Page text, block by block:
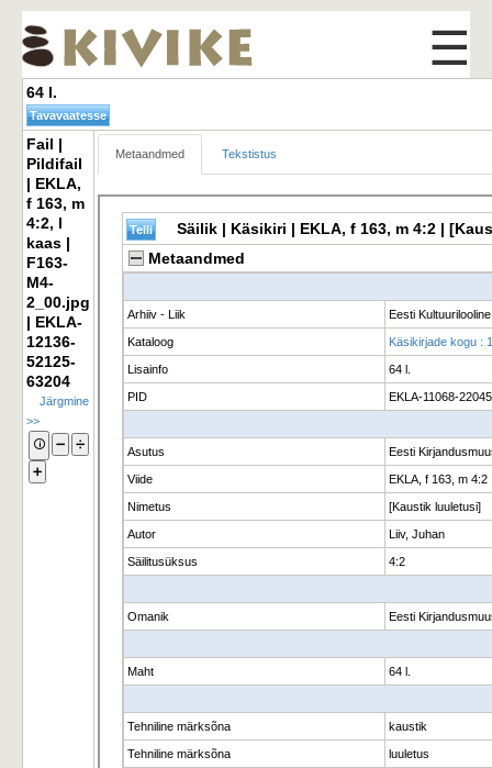
☰
64 l.
Fail |
Pildifail
| EKLA,
f 163, m
4:2, l
kaas |
F163-
M4-
2_00.jpg
| EKLA-
12136-
52125-
63204
Järgmine
>>
Metaandmed Tekstistus